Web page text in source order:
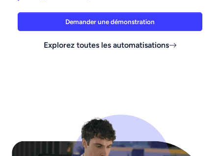
Demander une démonstration
Explorez toutes les automatisations